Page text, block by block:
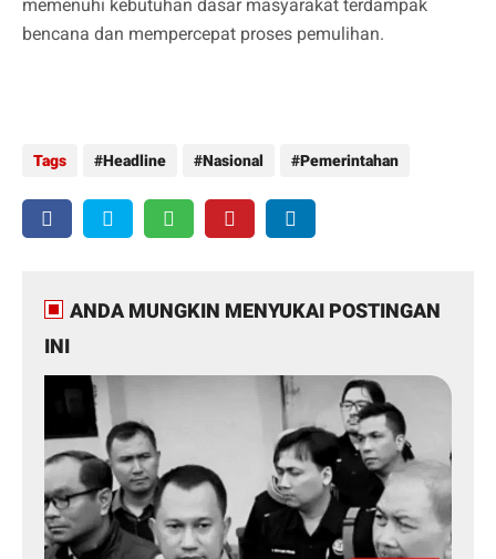
memenuhi kebutuhan dasar masyarakat terdampak
bencana dan mempercepat proses pemulihan.
Tags Headline Nasional Pemerintahan
ANDA MUNGKIN MENYUKAI POSTINGAN
INI